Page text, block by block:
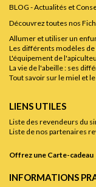
BLOG - Actualités et
Découvrez toutes nos
Allumer et utiliser un
Les différents modèles
L'équipement de
La vie de l'abeille : ses
Tout savoir sur le miel et
LIENS UTILES
Liste des revendeurs du
Liste de nos partenaires
Offrez une Carte-cadeau
INFORMATIONS